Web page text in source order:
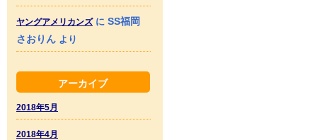
ヤングアメリカンズに SS福岡
さおりん より
アーカイブ
2018年5月
2018年4月